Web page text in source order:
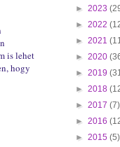
is lehet
hogy
► 2023
► 2022
► 2021
► 2020
► 2019
► 2018
► 2017 (7)
► 2016
► 2015 (5)